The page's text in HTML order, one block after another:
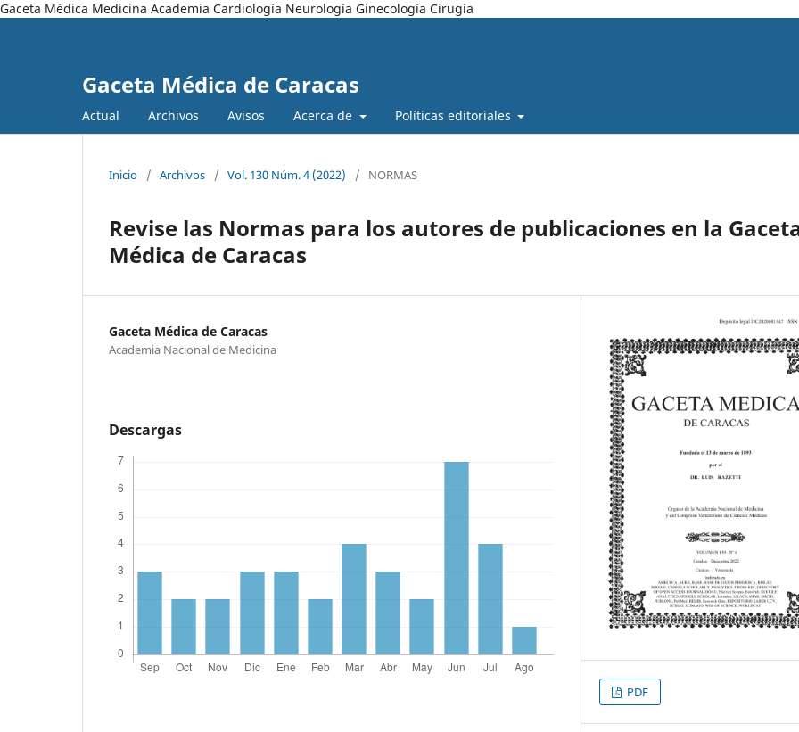
Gaceta Médica Medicina Academia Cardiología Neurología Ginecología Cirugía
Gaceta Médica de Caracas
Actual Archivos Avisos Acerca de Políticas editoriales
Inicio / Archivos / Vol. 130 Núm. 4 (2022) / NORMAS
Revise las Normas para los autores de publicaciones en la
Médica de Caracas
Gaceta Médica de Caracas
Academia Nacional de Medicina
Descargas
PDF